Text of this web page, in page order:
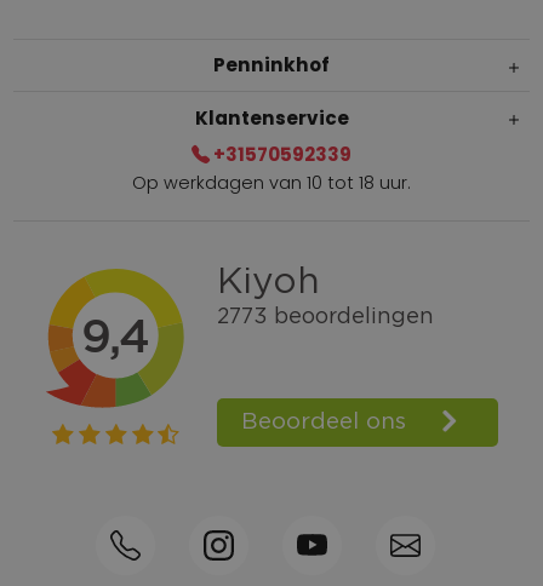
Penninkhof
Gratis verzending vanaf € 100,=
Bel +31570592339
Spaarpunten
Shop the Look
Telefonisch bestellen ook mogelijk
Klantenservice
+31570592339
Op werkdagen van 10 tot 18 uur.